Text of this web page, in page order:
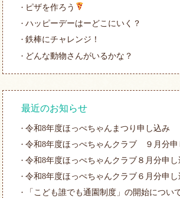
ピザを作ろう
ハッピーデーはーどこにいく？
鉄棒にチャレンジ！
どんな動物さんがいるかな？
最近のお知らせ
令和8年度ほっぺちゃんまつり申し込み
令和8年度ほっぺちゃんクラブ ９月分申
令和8年度ほっぺちゃんクラブ８月分申し
令和8年度ほっぺちゃんクラブ６月分申し
「こども誰でも通園制度」の開始につい